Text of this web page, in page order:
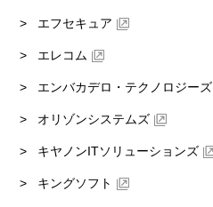
エフセキュア
エレコム
エンバカデロ・テクノロジーズ
オリゾンシステムズ
キヤノンITソリューションズ
キングソフト